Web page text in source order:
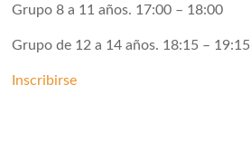
Grupo 8 a 11 años. 17:00 – 18:00
Grupo de 12 a 14 años. 18:15 – 19:15
Inscribirse